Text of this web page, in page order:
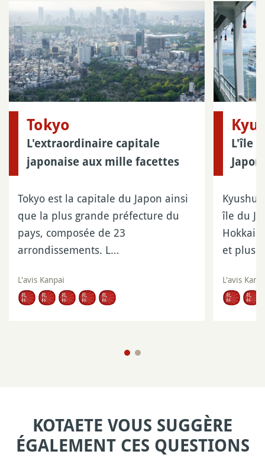
Tokyo
L'extraordinaire capitale
japonaise aux mille facettes
Tokyo est la capitale du Japon ainsi
que la plus grande préfecture du
pays, composée de 23
arrondissements. L…
L'avis Kanpai
L'île
Japon
Kyushu
île du
et plus…
L'avis
KOTAETE VOUS SUGGÈRE
ÉGALEMENT CES QUESTIONS